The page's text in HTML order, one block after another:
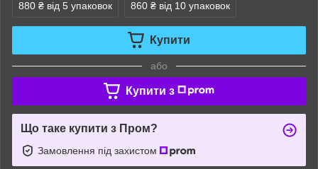
880 ₴ від 5 упаковок 860 ₴ від 10 упаковок
Купити
або
Купити з
Що таке купити з Пром?
Замовлення під захистом